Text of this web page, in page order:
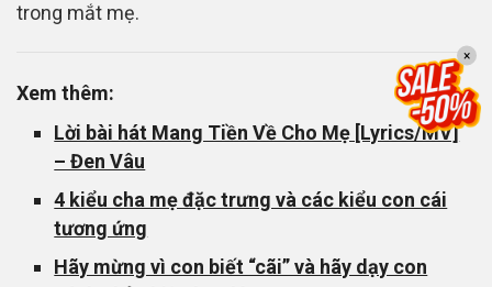
trong mắt mẹ.
Xem thêm:
Lời bài hát Mang Tiền Về Cho Mẹ [Lyrics/MV]
– Đen Vâu
4 kiểu cha mẹ đặc trưng và các kiểu con cái
tương ứng
Hãy mừng vì con biết “cãi” và hãy dạy con
×